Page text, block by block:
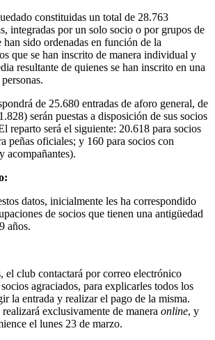
constituidas un total de 28.763
integradas por un solo socio o por grupos de
han sido ordenadas en función de la
que se han inscrito de manera individual y
resultante de quienes se han inscrito en una
de 25.680 entradas de aforo general, de
serán puestas a disposición de sus socios
reparto será el siguiente: 20.618 para socios
peñas oficiales; y 160 para socios con
acompañantes).
datos, inicialmente les ha correspondido
de socios que tienen una antigüedad
años.
el club contactará por correo electrónico
agraciados, para explicarles todos los
la entrada y realizar el pago de la misma.
exclusivamente de manera online, y
el lunes 23 de marzo.